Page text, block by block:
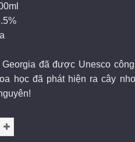
đã được Unesco
học đã phát hiện ra cây